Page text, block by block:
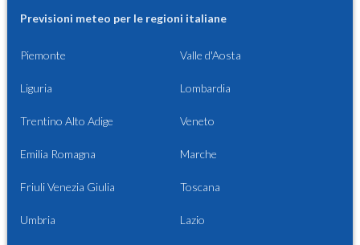
Previsioni meteo per le regioni italiane
Piemonte Valle d'Aosta
Liguria Lombardia
Trentino Alto Adige Veneto
Emilia Romagna Marche
Friuli Venezia Giulia Toscana
Umbria Lazio